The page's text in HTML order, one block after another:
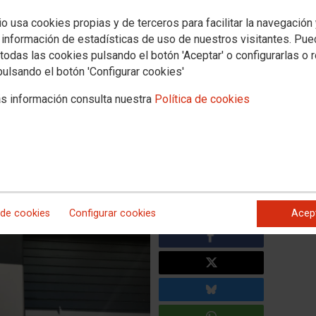
usa cookies propias y de terceros para facilitar la navegación
de estadísticas de uso de nuestros visitantes.
las cookies pulsando el botón 'Aceptar' o configurarlas o
el botón 'Configurar cookies'
información consulta nuestra Política de cookies
cookies Configurar cookies
contratación, pero
y bajos salarios
mes de abril en Asturies fue indefinido, y casi la mitad en el
de paro registrado del mes de abril de 2025 como
por la Semana Santa. Así, aunque a lo largo del
solo 1 de cada 3 han sido indefinidos. Teniendo en
y el crecimiento de la contratación joven, vemos
ni en sectores estratégicos como el industrial o el